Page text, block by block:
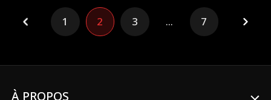
de plus obligée de se déguiser et de
remplacer sa mère.
1 2 3 ... 7
À PROPOS